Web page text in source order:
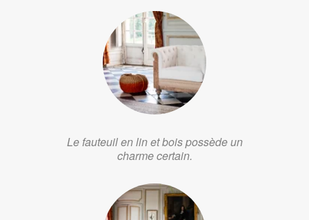
Le fauteuil en lin et bois possède un
charme certain.